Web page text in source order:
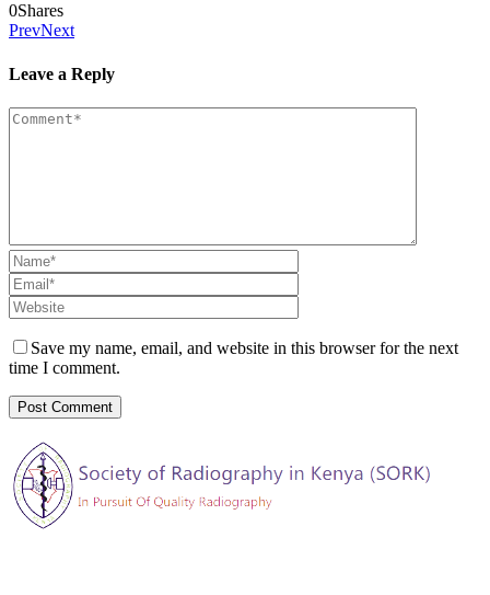
0Shares
PrevNext
Leave a Reply
Save my name, email, and website in this browser for the next
time I comment.